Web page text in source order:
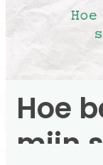
Hoe
mijn